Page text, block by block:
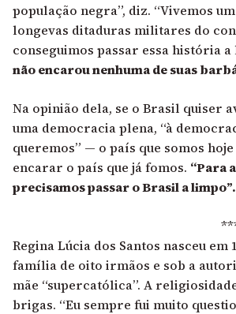
população negra”, diz. “Vivemos
longevas ditaduras militares do
conseguimos passar essa história
não encarou nenhuma de suas
Na opinião dela, se o Brasil quiser
uma democracia plena, “à
queremos” — o país que somos
encarar o país que já fomos. “Para
precisamos passar o Brasil a limpo”.
Regina Lúcia dos Santos nasceu em
família de oito irmãos e sob a
mãe “supercatólica”. A
brigas. “Eu sempre fui muito